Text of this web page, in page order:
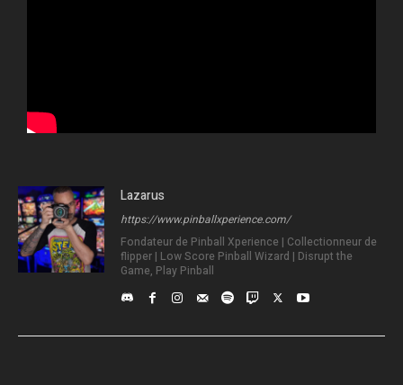
Lazarus
https://www.pinballxperience.com/
Fondateur de Pinball Xperience | Collectionneur de
flipper | Low Score Pinball Wizard | Disrupt the
Game, Play Pinball